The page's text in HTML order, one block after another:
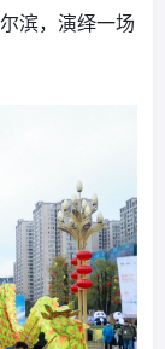
滨，演绎一场